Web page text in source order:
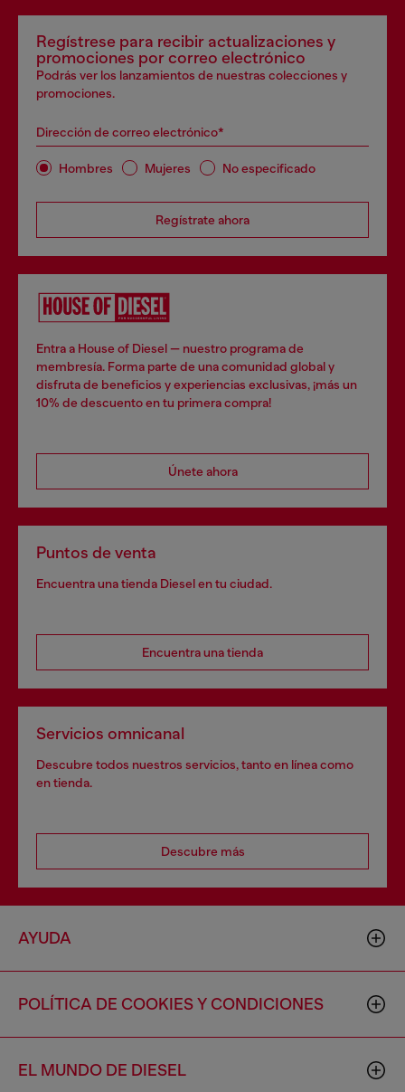
Regístrese para recibir actualizaciones y
promociones por correo electrónico
Podrás ver los lanzamientos de nuestras colecciones y
promociones.
Dirección de correo electrónico*
Hombres Mujeres No especificado
Regístrate ahora
Entra a House of Diesel — nuestro programa de
membresía. Forma parte de una comunidad global y
disfruta de beneficios y experiencias exclusivas, ¡más un
10% de descuento en tu primera compra!
Únete ahora
Puntos de venta
Encuentra una tienda Diesel en tu ciudad.
Encuentra una tienda
Servicios omnicanal
Descubre todos nuestros servicios, tanto en línea como
en tienda.
Descubre más
AYUDA
POLÍTICA DE COOKIES Y CONDICIONES
EL MUNDO DE DIESEL